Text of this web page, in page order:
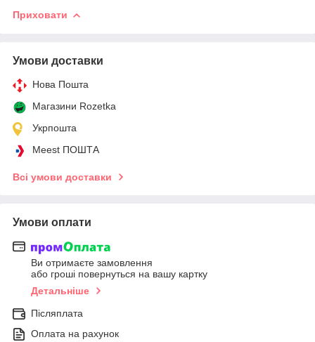
Приховати
Умови доставки
Нова Пошта
Магазини Rozetka
Укрпошта
Meest ПОШТА
Всі умови доставки
Умови оплати
Ви отримаєте замовлення
або гроші повернуться на вашу картку
Детальніше
Післяплата
Оплата на рахунок